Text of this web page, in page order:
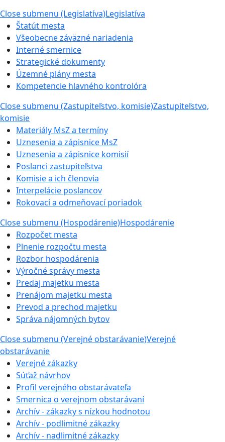
Close submenu (Legislatíva)Legislatíva
Štatút mesta
Všeobecne záväzné nariadenia
Interné smernice
Strategické dokumenty
Územné plány mesta
Kompetencie hlavného kontrolóra
Close submenu (Zastupiteľstvo, komisie)Zastupiteľstvo,
komisie
Materiály MsZ a termíny
Uznesenia a zápisnice MsZ
Uznesenia a zápisnice komisií
Poslanci zastupiteľstva
Komisie a ich členovia
Interpelácie poslancov
Rokovací a odmeňovací poriadok
Close submenu (Hospodárenie)Hospodárenie
Rozpočet mesta
Plnenie rozpočtu mesta
Rozbor hospodárenia
Výročné správy mesta
Predaj majetku mesta
Prenájom majetku mesta
Prevod a prechod majetku
Správa nájomných bytov
Close submenu (Verejné obstarávanie)Verejné
obstarávanie
Verejné zákazky
Súťaž návrhov
Profil verejného obstarávateľa
Smernica o verejnom obstarávaní
Archív - zákazky s nízkou hodnotou
Archív - podlimitné zákazky
Archív - nadlimitné zákazky